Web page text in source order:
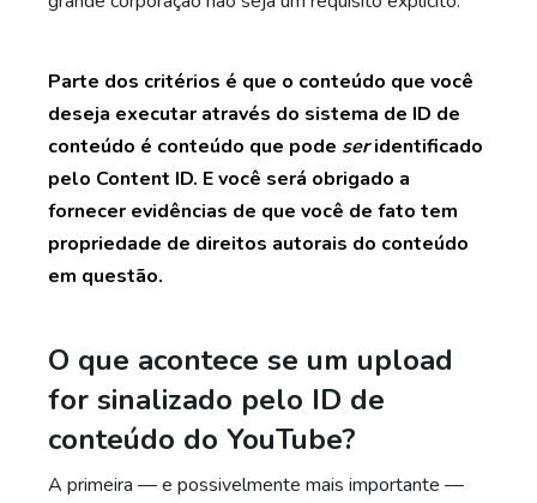
Parte dos critérios é que o conteúdo que você
deseja executar através do sistema de ID de
conteúdo é conteúdo que pode seridentificado
pelo Content ID. E você será obrigado a
fornecer evidências de que você de fato tem
propriedade de direitos autorais do conteúdo
em questão.
O que acontece se um upload
for sinalizado pelo ID de
conteúdo do YouTube?
A primeira — e possivelmente mais importante —